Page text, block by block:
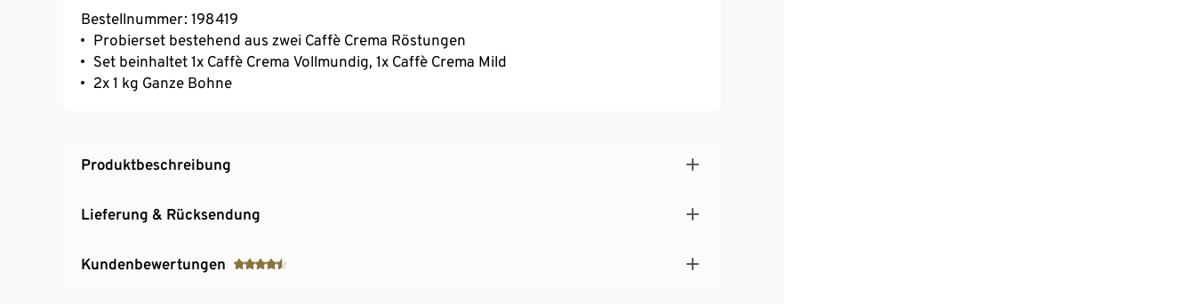
Bestellnummer: 198419
Probierset bestehend aus zwei Caffè Crema Röstungen
Set beinhaltet 1x Caffè Crema Vollmundig, 1x Caffè Crema Mild
2x 1 kg Ganze Bohne
Produktbeschreibung
Lieferung & Rücksendung
Kundenbewertungen